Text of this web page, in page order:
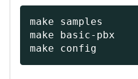
make samples
make basic-pbx
make config